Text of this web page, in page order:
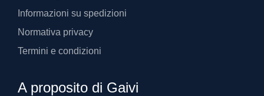
Informazioni su spedizioni
Normativa privacy
Termini e condizioni
A proposito di Gaivi